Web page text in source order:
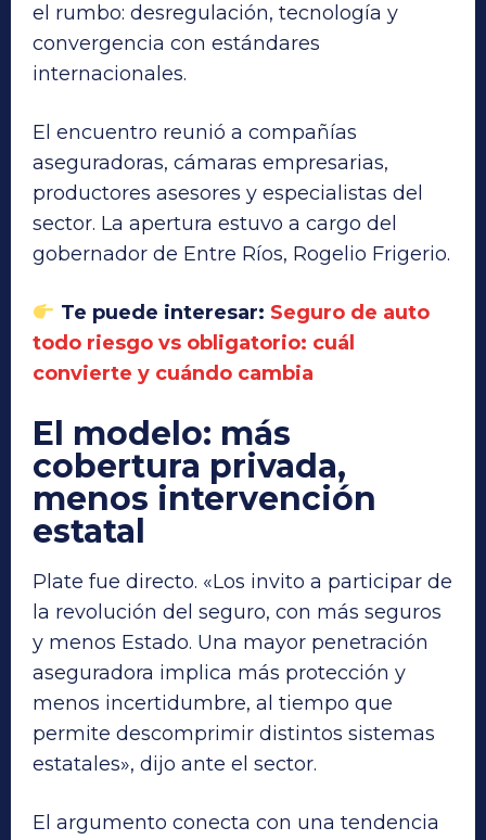
el rumbo: desregulación, tecnología y
convergencia con estándares
internacionales.
El encuentro reunió a compañías
aseguradoras, cámaras empresarias,
productores asesores y especialistas del
sector. La apertura estuvo a cargo del
gobernador de Entre Ríos, Rogelio Frigerio.
Te puede interesar: Seguro de auto
todo riesgo vs obligatorio: cuál
convierte y cuándo cambia
El modelo: más
cobertura privada,
menos intervención
estatal
Plate fue directo. «Los invito a participar de
la revolución del seguro, con más seguros
y menos Estado. Una mayor penetración
aseguradora implica más protección y
menos incertidumbre, al tiempo que
permite descomprimir distintos sistemas
estatales», dijo ante el sector.
El argumento conecta con una tendencia